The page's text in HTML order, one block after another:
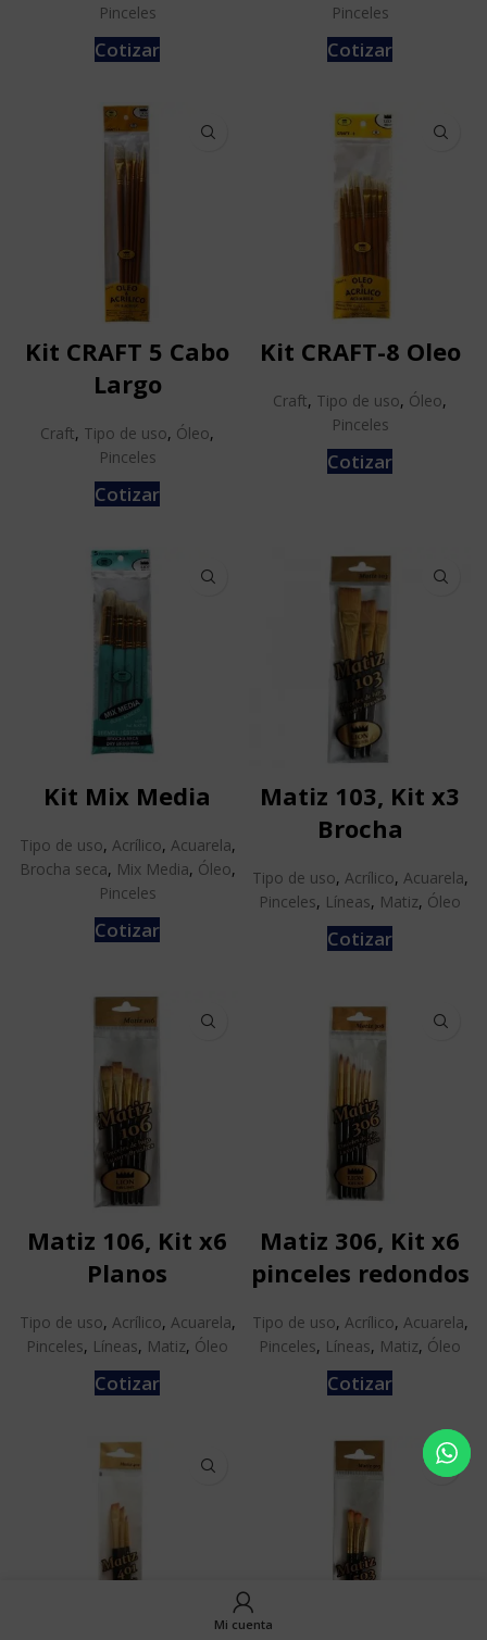
Pinceles
Cotizar
Pinceles
Cotizar
Kit CRAFT 5 Cabo
Largo
Craft, Tipo de uso, Óleo,
Pinceles
Cotizar
Kit CRAFT-8 Oleo
Craft, Tipo de uso, Óleo,
Pinceles
Cotizar
Kit Mix Media
Tipo de uso, Acrílico, Acuarela,
Brocha seca, Mix Media, Óleo,
Pinceles
Cotizar
Matiz 103, Kit x3
Brocha
Tipo de uso, Acrílico, Acuarela,
Pinceles, Líneas, Matiz, Óleo
Cotizar
Matiz 106, Kit x6
Planos
Tipo de uso, Acrílico, Acuarela,
Pinceles, Líneas, Matiz, Óleo
Cotizar
Matiz 306, Kit x6
pinceles redondos
Tipo de uso, Acrílico, Acuarela,
Pinceles, Líneas, Matiz, Óleo
Cotizar
Mi cuenta